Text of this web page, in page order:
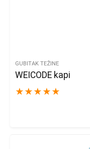
GUBITAK TEŽINE
WEICODE kapi
★ ★ ★ ★ ★